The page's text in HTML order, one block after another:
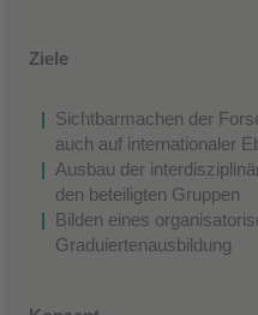
Ziele
Sichtbarmachen der
auch auf internationaler
Ausbau der
den beteiligten Gruppen
Bilden eines
Graduiertenausbildung